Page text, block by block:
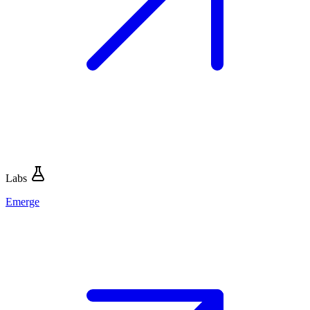
Labs
Emerge